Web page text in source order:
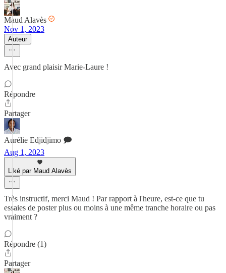
Maud Alavès
Nov 1, 2023
Auteur
Avec grand plaisir Marie-Laure !
Répondre
Partager
Aurélie Edjidjimo 🗩
Aug 1, 2023
Liké par Maud Alavès
Très instructif, merci Maud ! Par rapport à l'heure, est-ce que tu
essaies de poster plus ou moins à une même tranche horaire ou pas
vraiment ?
Répondre (1)
Partager